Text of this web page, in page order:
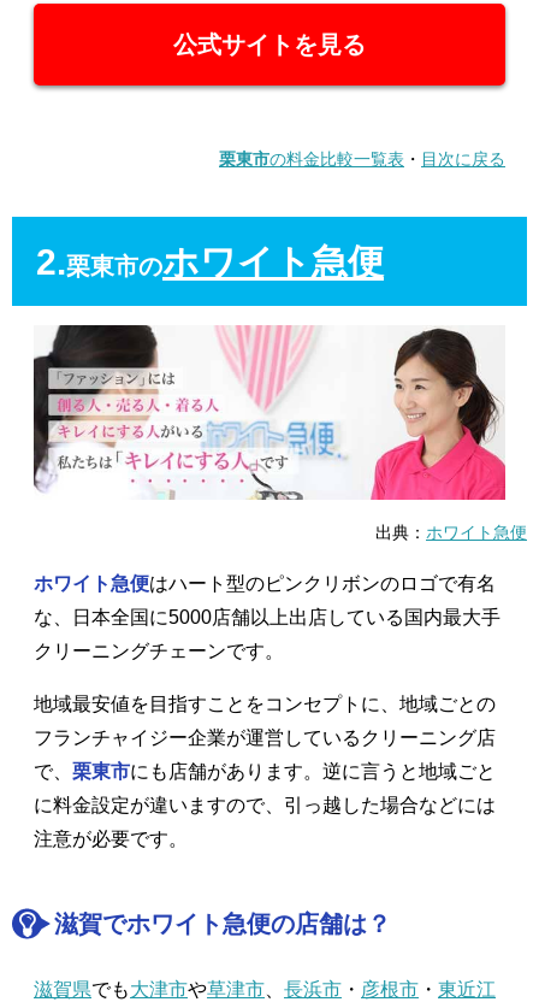
公式サイトを見る
栗東市の料金比較一覧表 ・ 目次に戻る
2.栗東市のホワイト急便
出典： ホワイト急便
ホワイト急便はハート型のピンクリボンのロゴで有名
な、日本全国に5000店舗以上出店している国内最大手
クリーニングチェーンです。
地域最安値を目指すことをコンセプトに、地域ごとの
フランチャイジー企業が運営しているクリーニング店
で、 栗東市にも店舗があります。逆に言うと地域ごと
に料金設定が違いますので、引っ越した場合などには
注意が必要です。
滋賀でホワイト急便の店舗は？
滋賀県でも大津市や草津市、 長浜市 ・ 彦根市 ・ 東近江